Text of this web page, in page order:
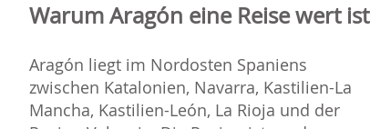
Warum Aragón eine Reise wert ist
Aragón liegt im Nordosten Spaniens
zwischen Katalonien, Navarra, Kastilien-La
Mancha, Kastilien-León, La Rioja und der